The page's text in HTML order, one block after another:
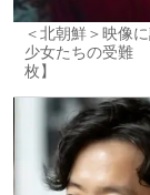
＜北朝鮮＞映像
少女たちの受難
枚】